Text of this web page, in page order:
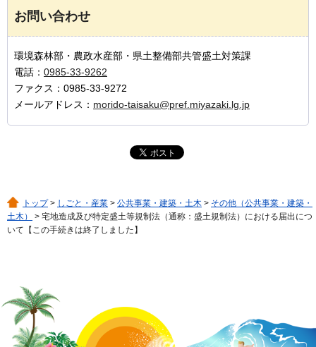
お問い合わせ
環境森林部・農政水産部・県土整備部共管盛土対策課
電話： 0985-33-9262
ファクス：0985-33-9272
メールアドレス： morido-taisaku@pref.miyazaki.lg.jp
トップ> しごと・産業 > 公共事業・建築・土木 > その他（公共事業・建築・
土木）
> 宅地造成及び特定盛土等規制法（通称：盛土規制法）における届出につ
いて【この手続きは終了しました】